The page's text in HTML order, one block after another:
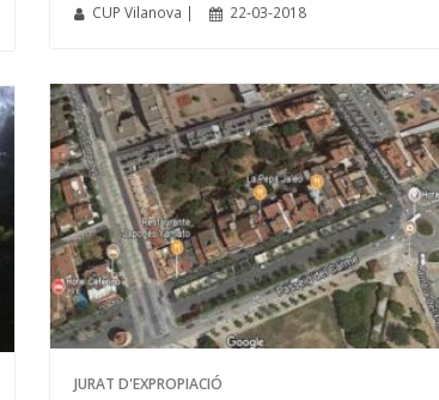
CUP Vilanova | 22-03-2018
JURAT D'EXPROPIACIÓ